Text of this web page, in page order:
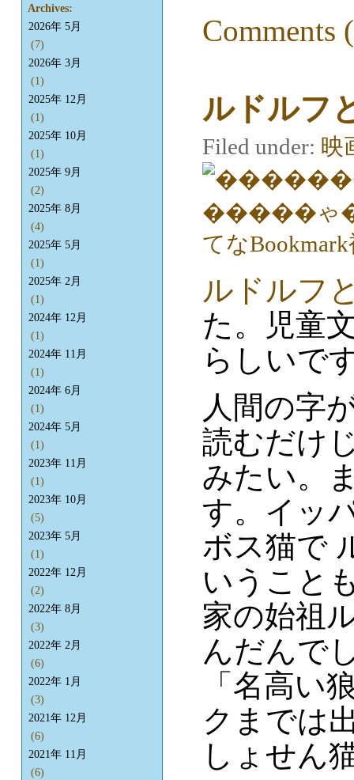
Comments
ルドルフ
Filed under: 映
ルドルフ
た。児童
らしいで
人間の字
読むだけ
みたい。
す。イッ
ボス猫で
いうこと
家の始祖
んだんで
「名高い
クまでは
しょせん
Archives:
2026年 5月
(7)
2026年 3月
(1)
2025年 12月
(1)
2025年 10月
(1)
2025年 9月
(2)
2025年 8月
(4)
2025年 5月
(1)
2025年 2月
(1)
2024年 12月
(1)
2024年 11月
(1)
2024年 6月
(1)
2024年 5月
(1)
2023年 11月
(1)
2023年 10月
(5)
2023年 5月
(1)
2022年 12月
(2)
2022年 8月
(3)
2022年 2月
(6)
2022年 1月
(3)
2021年 12月
(6)
2021年 11月
(6)